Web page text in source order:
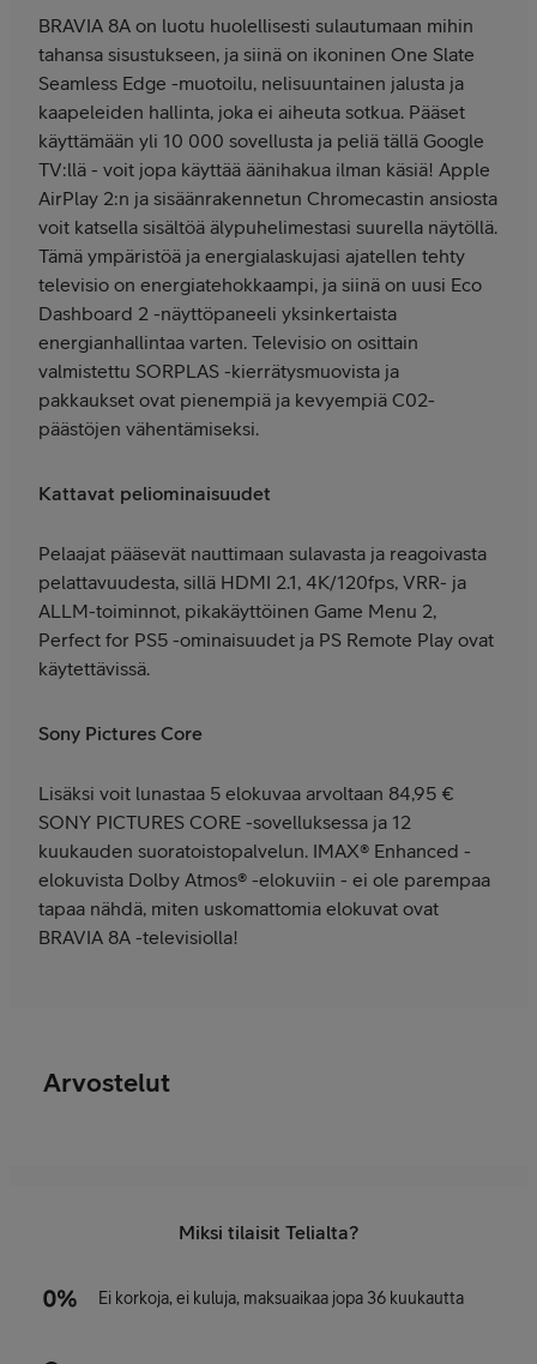
BRAVIA 8A on luotu huolellisesti sulautumaan mihin
tahansa sisustukseen, ja siinä on ikoninen One Slate
Seamless Edge -muotoilu, nelisuuntainen jalusta ja
kaapeleiden hallinta, joka ei aiheuta sotkua. Pääset
käyttämään yli 10 000 sovellusta ja peliä tällä Google
TV:llä - voit jopa käyttää äänihakua ilman käsiä! Apple
AirPlay 2:n ja sisäänrakennetun Chromecastin ansiosta
voit katsella sisältöä älypuhelimestasi suurella näytöllä.
Tämä ympäristöä ja energialaskujasi ajatellen tehty
televisio on energiatehokkaampi, ja siinä on uusi Eco
Dashboard 2 -näyttöpaneeli yksinkertaista
energianhallintaa varten. Televisio on osittain
valmistettu SORPLAS -kierrätysmuovista ja
pakkaukset ovat pienempiä ja kevyempiä C02-
päästöjen vähentämiseksi.
Kattavat peliominaisuudet
Pelaajat pääsevät nauttimaan sulavasta ja reagoivasta
pelattavuudesta, sillä HDMI 2.1, 4K/120fps, VRR- ja
ALLM-toiminnot, pikakäyttöinen Game Menu 2,
Perfect for PS5 -ominaisuudet ja PS Remote Play ovat
käytettävissä.
Sony Pictures Core
Lisäksi voit lunastaa 5 elokuvaa arvoltaan 84,95 €
SONY PICTURES CORE -sovelluksessa ja 12
kuukauden suoratoistopalvelun. IMAX® Enhanced -
elokuvista Dolby Atmos® -elokuviin - ei ole parempaa
tapaa nähdä, miten uskomattomia elokuvat ovat
BRAVIA 8A -televisiolla!
Arvostelut
Miksi tilaisit Telialta?
Ei korkoja, ei kuluja, maksuaikaa jopa 36 kuukautta